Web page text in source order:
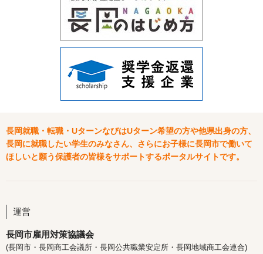
長岡就職・転職・UターンなびはUターン希望の方や他県出身の方、
長岡に就職したい学生のみなさん、さらにお子様に長岡市で働いて
ほしいと願う保護者の皆様をサポートするポータルサイトです。
運営
長岡市雇用対策協議会
(長岡市・長岡商工会議所・長岡公共職業安定所・長岡地域商工会連合)